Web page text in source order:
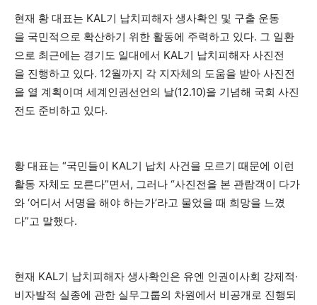
현재 황 대표는 KAL기 납치피해자 생사확인 및 구출 운동
을 국민적으로 확산하기 위한 활동에 주력하고 있다. 그 일환
으로 최근에는 경기도 일대에서 KAL기 납치피해자 사진전
을 진행하고 있다. 12월까지 각 지자체의 도움을 받아 사진전
을 열 계획이며 세계인권선언의 날(12.10)을 기념해 국회 사진
전도 준비하고 있다.
황 대표는 “국민들이 KAL기 납치 사건을 모르기 때문에 이런
활동 자체도 모른다”면서, 그러나 “사진전을 본 관람객이 다가
와 ‘어디서 서명을 해야 하는가’라고 물었을 때 희망을 느꼈
다”고 말했다.
현재 KAL기 납치피해자 생사확인은 유엔 인권이사회 강제적·
비자발적 실종에 관한 실무그룹의 차원에서 비공개로 진행되